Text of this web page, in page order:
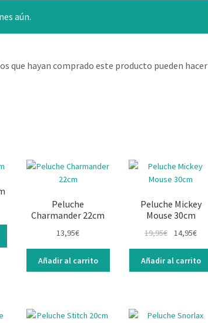
aún.
que hayan comprado este producto pueden hacer
Peluche
Charmander 22cm
13,95€
Añadir al carrito
Peluche Mickey
Mouse 30cm
19,95€ 14,95€
Añadir al carrito